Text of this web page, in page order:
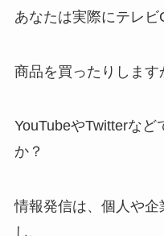
あなたは実際にテレビ
商品を買ったりします
YouTubeやTwitterな
か？
情報発信は、個人や
し、